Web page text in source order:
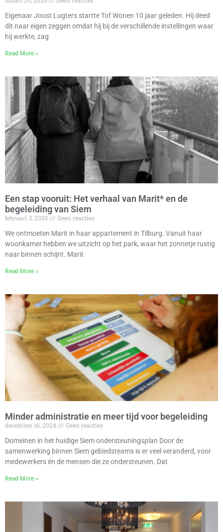
Eigenaar Joost Lugters startte Tof Wonen 10 jaar geleden. Hij deed
dit naar eigen zeggen omdat hij bij de verschillende instellingen waar
hij werkte, zag
Read More »
Een stap vooruit: Het verhaal van Marit* en de
begeleiding van Siem
februari 3, 2025
Geen reacties
We ontmoeten Marit in haar appartement in Tilburg. Vanuit haar
woonkamer hebben we uitzicht op het park, waar het zonnetje rustig
naar binnen schijnt. Marit
Read More »
Minder administratie en meer tijd voor begeleiding
december 16, 2024
Geen reacties
Domeinen in het huidige Siem ondersteuningsplan Door de
samenwerking binnen Siem gebiedsteams is er veel veranderd, voor
medewerkers én de mensen die ze ondersteunen. Dat
Read More »